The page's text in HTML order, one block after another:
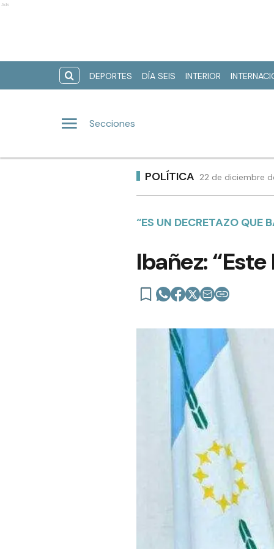
Ads
DEPORTES DÍA SEIS INTERIOR
Secciones
POLÍTICA 22 de diciembre
“ES UN DECRETAZO QUE
Ibañez: